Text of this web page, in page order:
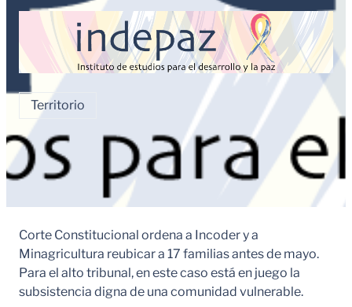
Territorio
Corte Constitucional ordena a Incoder y a
Minagricultura reubicar a 17 familias antes de mayo.
Para el alto tribunal, en este caso está en juego la
subsistencia digna de una comunidad vulnerable.